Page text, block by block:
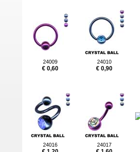
24009
€ 0,60
24010
€ 0,90
24016 24017